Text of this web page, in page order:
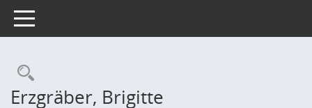
Toggle navigation
Rechercheauswahl
Erzgräber, Brigitte